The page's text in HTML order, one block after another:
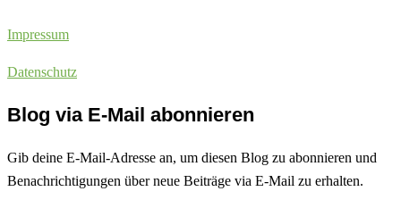
Impressum
Datenschutz
Blog via E-Mail abonnieren
Gib deine E-Mail-Adresse an, um diesen Blog zu abonnieren und
Benachrichtigungen über neue Beiträge via E-Mail zu erhalten.